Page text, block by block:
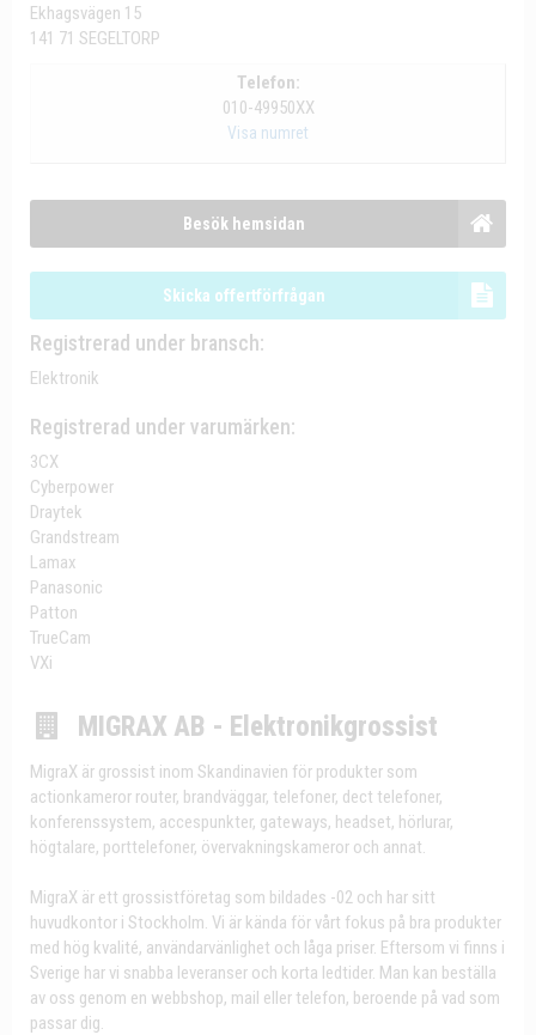
Ekhagsvägen 15
141 71 SEGELTORP
Telefon:
010-49950XX
Visa numret
Besök hemsidan
Skicka offertförfrågan
Registrerad under bransch:
Elektronik
Registrerad under varumärken:
3CX
Cyberpower
Draytek
Grandstream
Lamax
Panasonic
Patton
TrueCam
VXi
MIGRAX AB - Elektronikgrossist
MigraX är grossist inom Skandinavien för produkter som
actionkameror router, brandväggar, telefoner, dect telefoner,
konferenssystem, accespunkter, gateways, headset, hörlurar,
högtalare, porttelefoner, övervakningskameror och annat.
MigraX är ett grossistföretag som bildades -02 och har sitt
huvudkontor i Stockholm. Vi är kända för vårt fokus på bra produkter
med hög kvalité, användarvänlighet och låga priser. Eftersom vi finns i
Sverige har vi snabba leveranser och korta ledtider. Man kan beställa
av oss genom en webbshop, mail eller telefon, beroende på vad som
passar dig.